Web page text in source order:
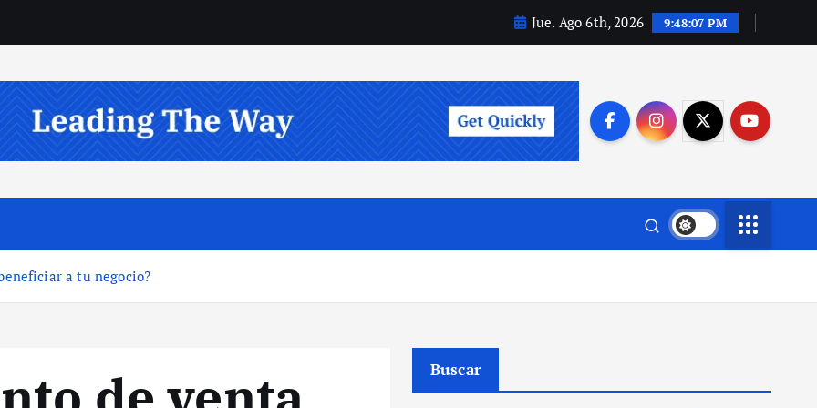
Jue. Ago 6th, 2026 9:48:08 PM
a tu negocio?
Buscar